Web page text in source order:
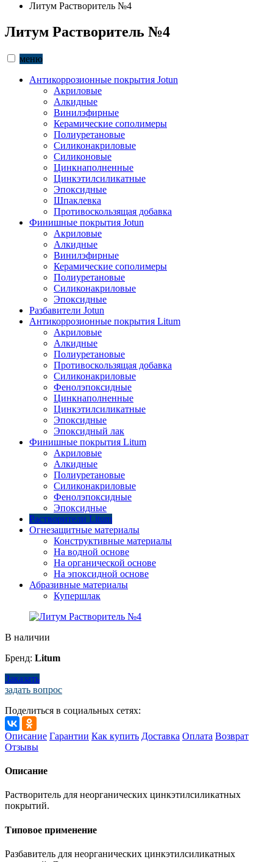
Литум Растворитель №4
Литум Растворитель №4
меню
Антикоррозионные покрытия Jotun
Акриловые
Алкидные
Винилэфирные
Керамические сополимеры
Полиуретановые
Силиконакриловые
Силиконовые
Цинкнаполненные
Цинкэтилсиликатные
Эпоксидные
Шпаклевка
Противоскользящая добавка
Финишные покрытия Jotun
Акриловые
Алкидные
Винилэфирные
Керамические сополимеры
Полиуретановые
Силиконакриловые
Эпоксидные
Разбавители Jotun
Антикоррозионные покрытия Litum
Акриловые
Алкидные
Полиуретановые
Противоскользящая добавка
Силиконакриловые
Фенолэпоксидные
Цинкнаполненные
Цинкэтилсиликатные
Эпоксидные
Эпоксидный лак
Финишные покрытия Litum
Акриловые
Алкидные
Полиуретановые
Силиконакриловые
Фенолэпоксидные
Эпоксидные
Растворители Litum
Огнезащитные материалы
Конструктивные материалы
На водной основе
На органической основе
На эпоксидной основе
Абразивные материалы
Купершлак
В наличии
Бренд: Litum
Заказать
задать вопрос
Поделиться в социальных сетях:
Описание Гарантии Как купить Доставка Оплата Возврат
Отзывы
Описание
Растворитель для неорганических цинкэтилсиликатных
покрытий.
Типовое применение
Разбавитель для неорганических цинкэтилсиликатных